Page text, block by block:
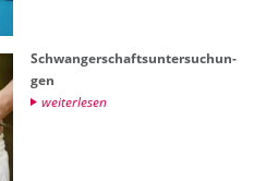
Schwan­ger­schafts­un­ter­su­chun­
gen
wei­ter­le­sen